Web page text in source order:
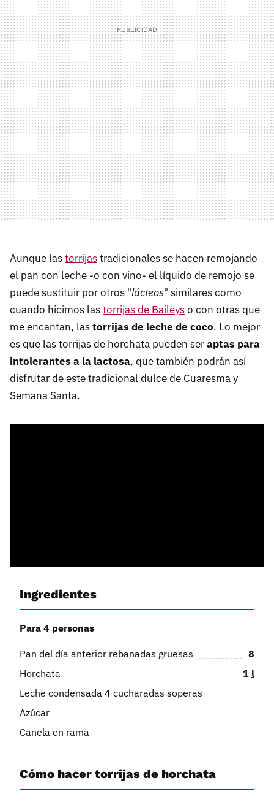
Aunque lastorrijastradicionales se hacen remojando
el pan con leche -o con vino- el líquido de remojo se
puede sustituir por otros "lácteos" similares como
cuando hicimos lastorrijas de Baileyso con otras que
me encantan, lastorrijas de leche de coco. Lo mejor
es que las torrijas de horchata pueden seraptas para
intolerantes a la lactosa, que también podrán así
disfrutar de este tradicional dulce de Cuaresma y
Semana Santa.
Ingredientes
Para 4 personas
Pan del día anterior rebanadas gruesas
8
Horchata
1 l
Leche condensada 4 cucharadas soperas
Azúcar
Canela en rama
Cómo hacer torrijas de horchata